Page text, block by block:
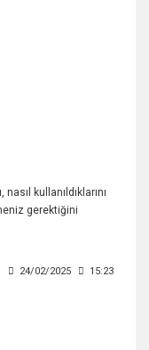
kullanıldıklarını
gerektiğini
24/02/2025 15:23